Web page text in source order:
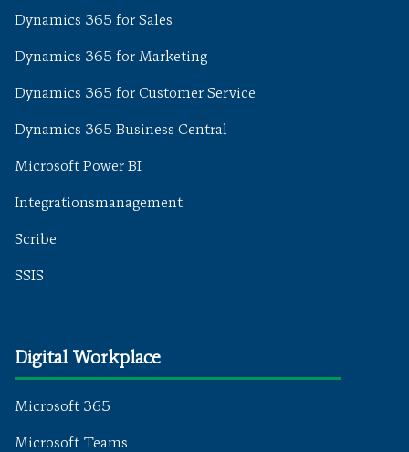
Dynamics 365 for Sales
Dynamics 365 for Marketing
Dynamics 365 for Customer Service
Dynamics 365 Business Central
Microsoft Power BI
Integrationsmanagement
Scribe
SSIS
Digital Workplace
Microsoft 365
Microsoft Teams